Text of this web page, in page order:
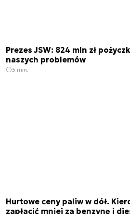
Prezes JSW: 824 mln zł
naszych problemów
3 min.
Hurtowe ceny paliw w dół.
zapłacić mniej za benzynę i